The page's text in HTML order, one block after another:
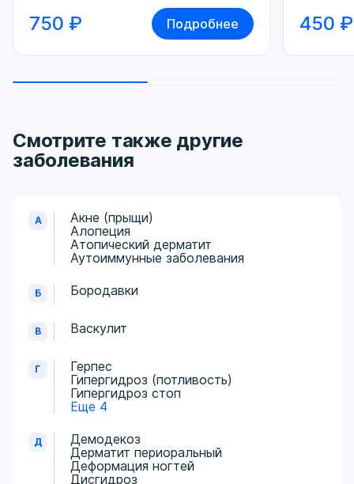
750 ₽ Подробнее 450 ₽
Смотрите также другие
заболевания
А
Акне (прыщи)
Алопеция
Атопический дерматит
Аутоиммунные заболевания
Б Бородавки
В Васкулит
Г
Герпес
Гипергидроз (потливость)
Гипергидроз стоп
Еще 4
Д
Демодекоз
Дерматит периоральный
Деформация ногтей
Дисгидроз